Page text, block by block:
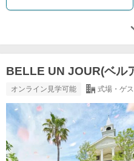
BELLE UN JOUR(ベル
オンライン見学可能 式場・ゲ